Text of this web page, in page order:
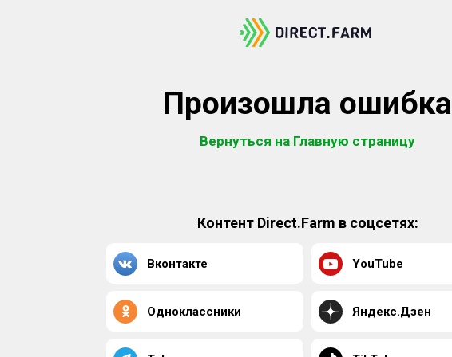
Произошла ошибка
Вернуться на Главную страницу
Контент Direct.Farm в соцсетях:
Вконтакте YouTube
Одноклассники Яндекс.Дзен